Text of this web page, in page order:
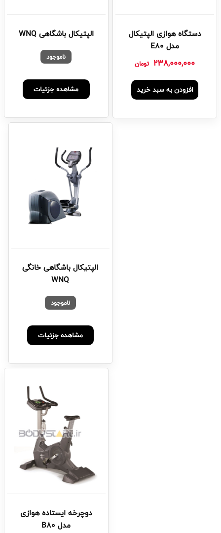
دستگاه هوازی الپتیکال
مدل E80
238,000,000 تومان
افزودن به سبد خرید
الپتیکال باشگاهی WNQ
ناموجود
مشاهده جزئیات
الپتیکال باشگاهی خانگی
WNQ
ناموجود
مشاهده جزئیات
دوچرخه ایستاده هوازی
مدل B80